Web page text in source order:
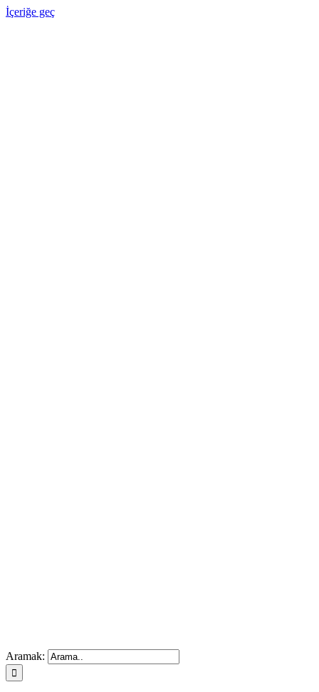
İçeriğe geç
Aramak: